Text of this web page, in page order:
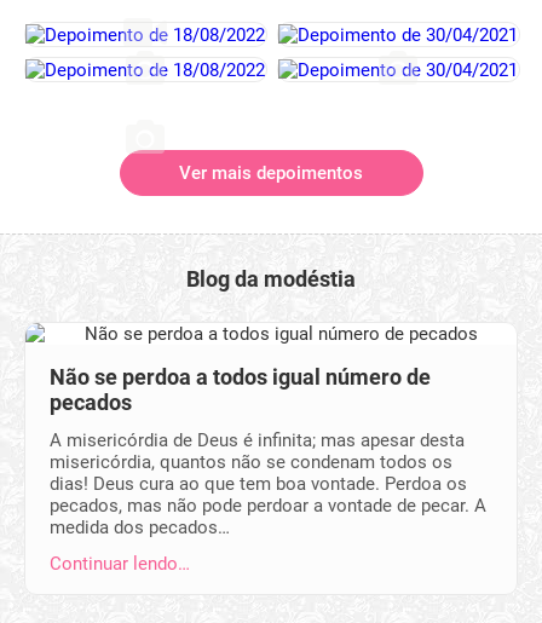
Ver mais depoimentos
Blog da modéstia
Não se perdoa a todos igual número de
pecados
A misericórdia de Deus é infinita; mas apesar desta
misericórdia, quantos não se condenam todos os
dias! Deus cura ao que tem boa vontade. Perdoa os
pecados, mas não pode perdoar a vontade de pecar. A
medida dos pecados…
Continuar lendo…